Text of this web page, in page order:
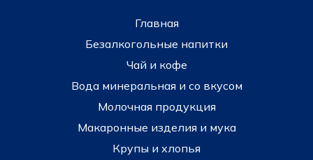
Главная
Безалкогольные напитки
Чай и кофе
Вода минеральная и со вкусом
Молочная продукция
Макаронные изделия и мука
Крупы и хлопья